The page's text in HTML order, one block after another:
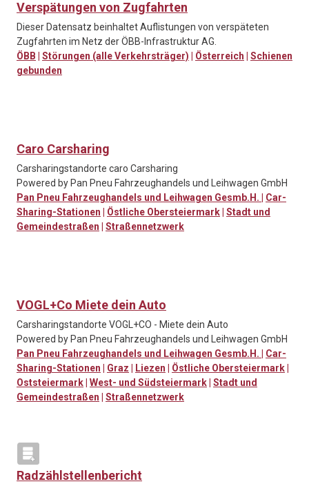
Verspätungen von Zugfahrten
Dieser Datensatz beinhaltet Auflistungen von verspäteten
Zugfahrten im Netz der ÖBB-Infrastruktur AG.
ÖBB
Störungen (alle Verkehrsträger) Österreich
Schienen
gebunden
Caro Carsharing
Carsharingstandorte caro Carsharing
Powered by Pan Pneu Fahrzeughandels und Leihwagen GmbH
Pan Pneu Fahrzeughandels und Leihwagen Gesmb.H.
Car-
Sharing-Stationen
Östliche Obersteiermark Stadt und
Gemeindestraßen
Straßennetzwerk
VOGL+Co Miete dein Auto
Carsharingstandorte VOGL+CO - Miete dein Auto
Powered by Pan Pneu Fahrzeughandels und Leihwagen GmbH
Pan Pneu Fahrzeughandels und Leihwagen Gesmb.H.
Car-
Sharing-Stationen
Graz Liezen Östliche Obersteiermark
Oststeiermark West- und Südsteiermark Stadt und
Gemeindestraßen
Straßennetzwerk
Radzählstellenbericht